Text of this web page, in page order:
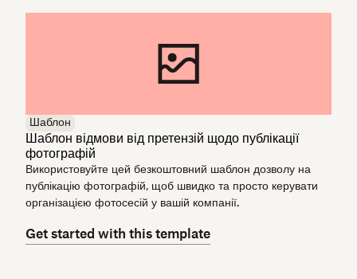
Шаблон
Шаблон відмови від претензій щодо публікації
фотографій
Використовуйте цей безкоштовний шаблон дозволу на
публікацію фотографій, щоб швидко та просто керувати
організацією фотосесій у вашій компанії.
Get started with this template